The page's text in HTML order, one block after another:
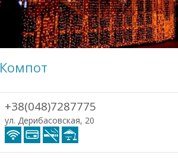
Компот
+38(048)7287775
ул. Дерибасовская, 20